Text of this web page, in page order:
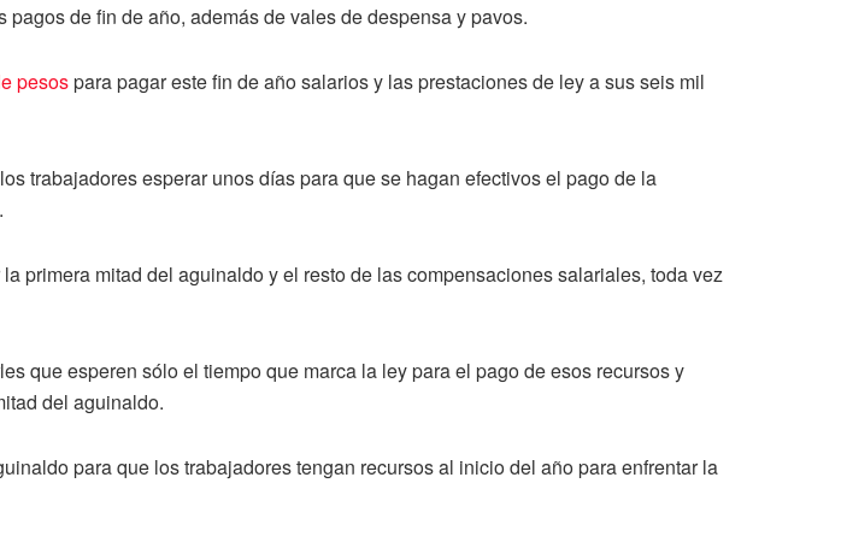
de fin de año, además de vales de despensa y pavos.
pesospara pagar este fin de año salarios y las prestaciones de ley a sus seis mil
trabajadores esperar unos días para que se hagan efectivos el pago de la
primera mitad del aguinaldo y el resto de las compensaciones salariales, toda vez
que esperen sólo el tiempo que marca la ley para el pago de esos recursos y
del aguinaldo.
para que los trabajadores tengan recursos al inicio del año para enfrentar la